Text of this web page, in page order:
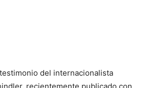
del internacionalista